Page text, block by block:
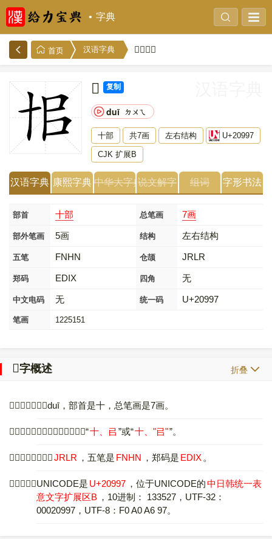
字典
首页 汉语字典 𠦗的解释
𠦗 复制
duī ㄉㄨㄟ
十部 共7画 左右结构 U+20997
CJK 扩展B
汉语字典 康熙字典 中华大字典说文解字 组词 字形书法
部首 十部 总笔画 7画
部外笔画 5画 结构 左右结构
五笔 FNHN 仓颉 JRLR
郑码 EDIX 四角 无
中文电码 无 统一码 U+20997
笔画 1225151
𠦗字概述 折叠
〔𠦗〕字拼音是duī，部首是十，总笔画是7画。
〔𠦗〕字是左右结构，可拆字为“十、㠯 ”或“十、 "㠯"”。
〔𠦗〕字仓颉码是JRLR ，五笔是 FNHN ，郑码是 EDIX 。
〔𠦗〕字的UNICODE是 U+20997 ，位于UNICODE的中日韩统一表
意文字扩展区B ，10进制： 133527，UTF-32：
00020997，UTF-8：F0 A0 A6 97。